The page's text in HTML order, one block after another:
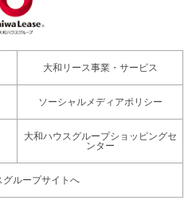
大和リース事業・サービス
ソーシャルメディアポリシー
大和ハウスグループショッピングセ
ンター
グループサイトへ